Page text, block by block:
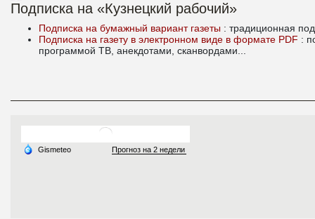
Подписка на «Кузнецкий рабочий»
Подписка на бумажный вариант газеты : традиционная
Подписка на газету в электронном виде в формате PDF :
программой ТВ, анекдотами, сканвордами...